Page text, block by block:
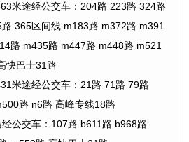
米途经公交车：204路 223路 324路
365区间线 m183路 m372路 m391
路 m435路 m447路 m448路 m521
快巴士31路
米途经公交车：21路 71路 79路
路 n6路 高峰专线18路
公交车：107路 b611路 b968路